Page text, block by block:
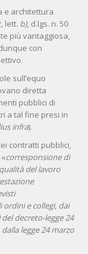
e architettura
lett. b), d.lgs. n. 50
più vantaggiosa,
con
sull’equo
diretta
pubblici di
a tal fine presi in
infra).
contratti pubblici,
corresponsione di
del lavoro
e collegi, dai
decreto-legge 24
legge 24 marzo